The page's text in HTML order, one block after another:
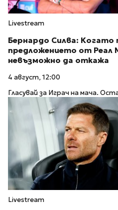
Livestream
Бернардо Силва: Когато
предложението от Реал
невъзможно да откажа
4 август, 12:00
Гласувай за Играч на мача.
Livestream